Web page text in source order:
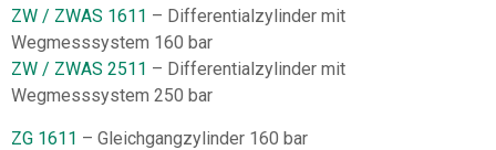
ZW / ZWAS 1611 – Differentialzylinder mit
Wegmesssystem 160 bar
ZW / ZWAS 2511 – Differentialzylinder mit
Wegmesssystem 250 bar
ZG 1611 – Gleichgangzylinder 160 bar